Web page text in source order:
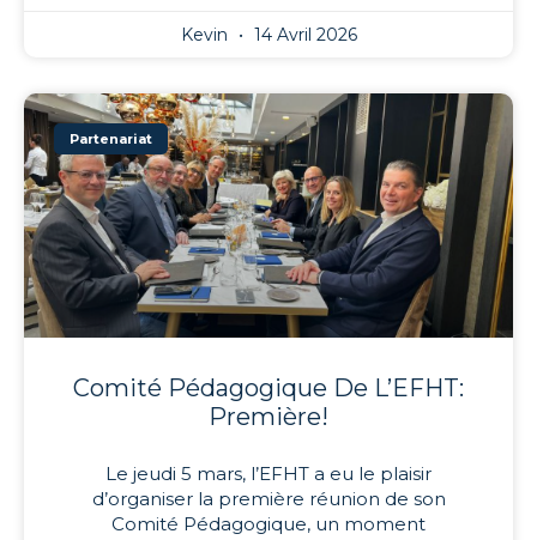
Kevin 14 Avril 2026
Partenariat
Comité Pédagogique De L’EFHT:
Première!
Le jeudi 5 mars, l’EFHT a eu le plaisir
d’organiser la première réunion de son
Comité Pédagogique, un moment